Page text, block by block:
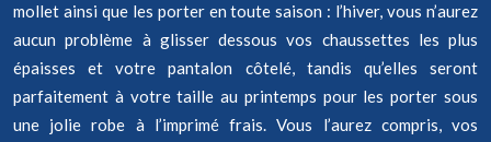
mollet ainsi que les porter en toute saison : l’hiver, vous n’aurez
aucun problème à glisser dessous vos chaussettes les plus
épaisses et votre pantalon côtelé, tandis qu’elles seront
parfaitement à votre taille au printemps pour les porter sous
une jolie robe à l’imprimé frais. Vous l’aurez compris, vos